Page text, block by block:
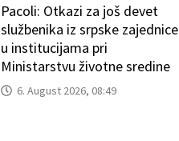
Pacoli: Otkazi za još devet
službenika iz srpske zajednice
u institucijama pri
Ministarstvu životne sredine
6. August 2026, 08:49